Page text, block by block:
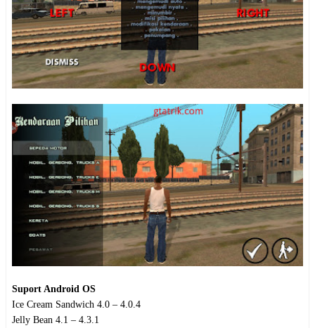
Suport Android OS
Ice Cream Sandwich 4.0 – 4.0.4
Jelly Bean 4.1 – 4.3.1